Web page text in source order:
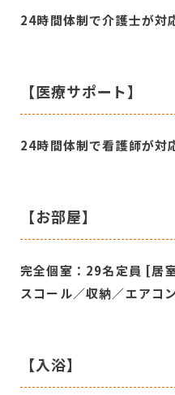
24時間体制で介護士が対
【医療サポート】
24時間体制で看護師が対
【お部屋】
完全個室：29名定員 [居
スコール／収納／エアコン
【入浴】